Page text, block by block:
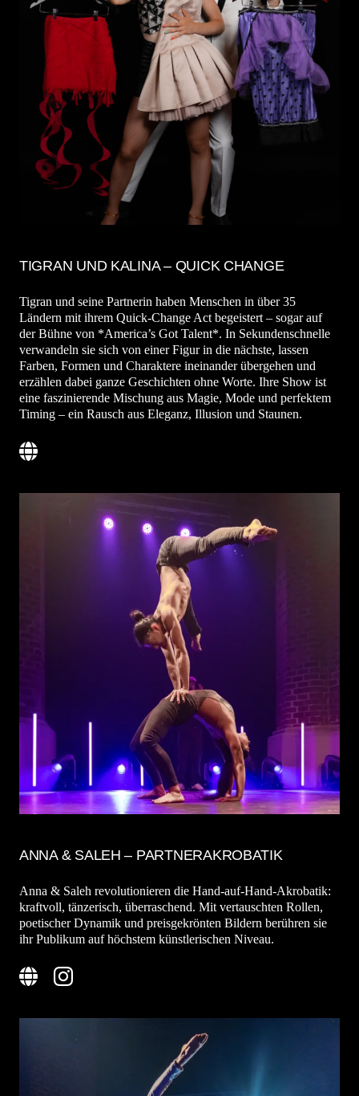
TIGRAN UND KALINA – QUICK CHANGE
Tigran und seine Partnerin haben Menschen in über 35
Ländern mit ihrem Quick-Change Act begeistert – sogar auf
der Bühne von *America’s Got Talent*. In Sekundenschnelle
verwandeln sie sich von einer Figur in die nächste, lassen
Farben, Formen und Charaktere ineinander übergehen und
erzählen dabei ganze Geschichten ohne Worte. Ihre Show ist
eine faszinierende Mischung aus Magie, Mode und perfektem
Timing – ein Rausch aus Eleganz, Illusion und Staunen.
ANNA & SALEH – PARTNERAKROBATIK
Anna & Saleh revolutionieren die Hand-auf-Hand-Akrobatik:
kraftvoll, tänzerisch, überraschend. Mit vertauschten Rollen,
poetischer Dynamik und preisgekrönten Bildern berühren sie
ihr Publikum auf höchstem künstlerischen Niveau.